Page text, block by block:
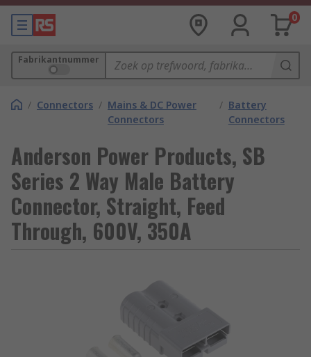
0
Fabrikantnummer
/ Connectors / Mains & DC Power
Connectors
/ Battery
Connectors
Anderson Power Products, SB
Series 2 Way Male Battery
Connector, Straight, Feed
Through, 600V, 350A